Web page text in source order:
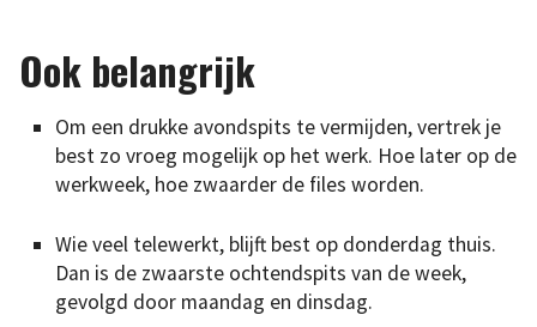
Ook belangrijk
Om een drukke avondspits te vermijden, vertrek je
best zo vroeg mogelijk op het werk. Hoe later op de
werkweek, hoe zwaarder de files worden.
Wie veel telewerkt, blijft best op donderdag thuis.
Dan is de zwaarste ochtendspits van de week,
gevolgd door maandag en dinsdag.